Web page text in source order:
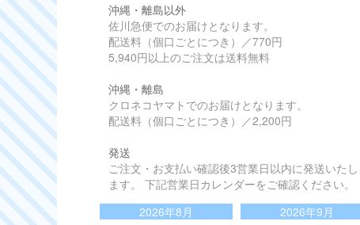
沖縄・離島以外
佐川急便でのお届けとなります。
配送料（個口ごとにつき）／770円
5,940円以上のご注文は送料無料
沖縄・離島
クロネコヤマトでのお届けとなります。
配送料（個口ごとにつき）／2,200円
発送
ご注文・お支払い確認後3営業日以内に発送いたし
ます。 下記営業日カレンダーをご確認ください。
2026年8月
2026年9月